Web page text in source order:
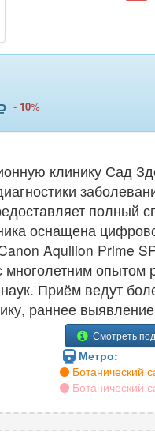
- 10%
клинику Сад
полный
оснащена
Aquilion Prime
многолетним
Приём ведут
раннее
Смотреть
Метро:
Ботанический
Ботанический